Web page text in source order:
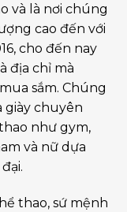
và là nơi chúng
cao đến với
cho đến nay
địa chỉ mà
sắm. Chúng
giày chuyên
như gym,
và nữ dựa
thao, sứ mệnh